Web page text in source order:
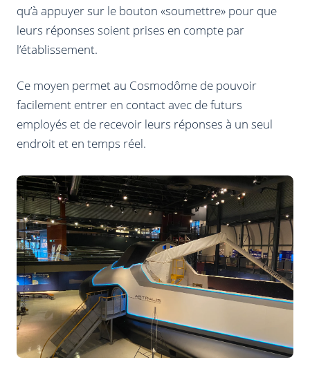
qu’à appuyer sur le bouton «soumettre» pour que
leurs réponses soient prises en compte par
l’établissement.
Ce moyen permet au Cosmodôme de pouvoir
facilement entrer en contact avec de futurs
employés et de recevoir leurs réponses à un seul
endroit et en temps réel.